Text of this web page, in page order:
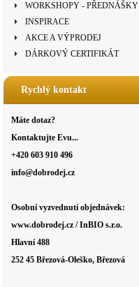
WORKSHOPY - PŘEDNÁŠKY
INSPIRACE
AKCE A VÝPRODEJ
DÁRKOVÝ CERTIFIKÁT
Rychlý kontakt
Máte dotaz?
Kontaktujte Evu...
+420 603 910 496
info@dobrodej.cz
Osobní vyzvednutí objednávek:
www.dobrodej.cz / InBIO s.r.o.
Hlavní 488
252 45 Březová-Oleško, Březová